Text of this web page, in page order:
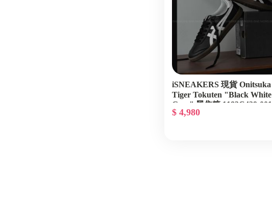
iSNEAKERS 現貨 Onitsuka
Tiger Tokuten "Black White
Gum" 黑焦糖 1183C429-001
$ 4,980